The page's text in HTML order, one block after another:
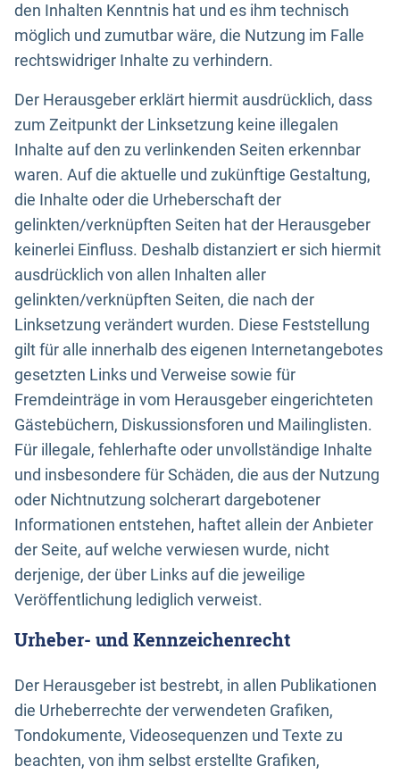
den Inhalten Kenntnis hat und es ihm technisch
möglich und zumutbar wäre, die Nutzung im Falle
rechtswidriger Inhalte zu verhindern.
Der Herausgeber erklärt hiermit ausdrücklich, dass
zum Zeitpunkt der Linksetzung keine illegalen
Inhalte auf den zu verlinkenden Seiten erkennbar
waren. Auf die aktuelle und zukünftige Gestaltung,
die Inhalte oder die Urheberschaft der
gelinkten/verknüpften Seiten hat der Herausgeber
keinerlei Einfluss. Deshalb distanziert er sich hiermit
ausdrücklich von allen Inhalten aller
gelinkten/verknüpften Seiten, die nach der
Linksetzung verändert wurden. Diese Feststellung
gilt für alle innerhalb des eigenen Internetangebotes
gesetzten Links und Verweise sowie für
Fremdeinträge in vom Herausgeber eingerichteten
Gästebüchern, Diskussionsforen und Mailinglisten.
Für illegale, fehlerhafte oder unvollständige Inhalte
und insbesondere für Schäden, die aus der Nutzung
oder Nichtnutzung solcherart dargebotener
Informationen entstehen, haftet allein der Anbieter
der Seite, auf welche verwiesen wurde, nicht
derjenige, der über Links auf die jeweilige
Veröffentlichung lediglich verweist.
Urheber- und Kennzeichenrecht
Der Herausgeber ist bestrebt, in allen Publikationen
die Urheberrechte der verwendeten Grafiken,
Tondokumente, Videosequenzen und Texte zu
beachten, von ihm selbst erstellte Grafiken,